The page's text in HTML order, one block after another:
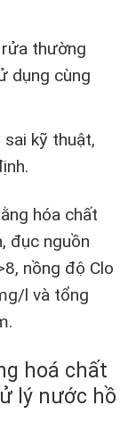
thường
dụng cùng
sai kỹ thuật,
hóa chất
đục nguồn
nồng độ Clo
l và tổng
hoá chất
lý nước hồ